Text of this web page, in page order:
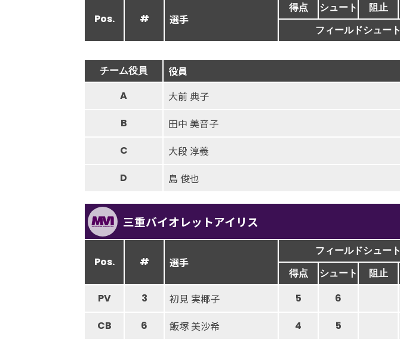
Pos. # 選手
得点 シュート 阻止
フィールドシュート
チーム役員 役員
A
大前 典子
B 田中 美音子
C 大段 淳義
D 島 俊也
三重バイオレットアイリス
Pos. # 選手
フィールドシュート
得点
シュート 阻止
PV
3 初見 実椰子 5
6
CB
6 飯塚 美沙希 4
5